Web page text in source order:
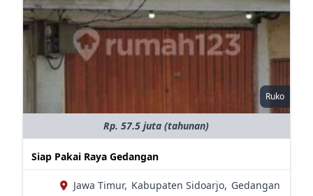
Ruko
Rp. 57.5 juta (tahunan)
Siap Pakai Raya Gedangan
Jawa Timur, Kabupaten Sidoarjo, Gedangan